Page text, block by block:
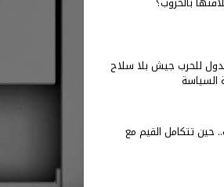
للحرب جيش بلا سلاح
السياسة
حين تتكامل القيم مع